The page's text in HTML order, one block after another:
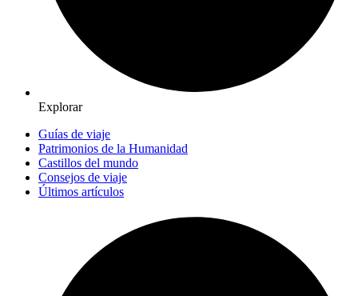
Explorar
Guías de viaje
Patrimonios de la Humanidad
Castillos del mundo
Consejos de viaje
Últimos artículos